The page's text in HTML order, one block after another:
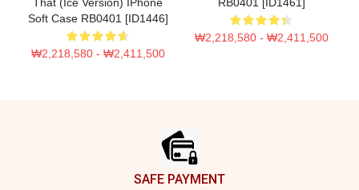
Soft Case RB0401 [ID1446]
₩2,218,580 - ₩2,411,500
₩2,218,580 - ₩2,411,500
SAFE PAYMENT